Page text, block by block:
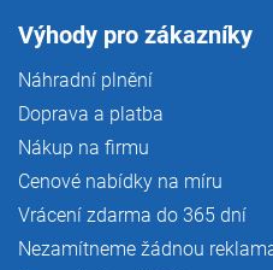
Výhody pro zákazníky
Náhradní plnění
Doprava a platba
Nákup na firmu
Cenové nabídky na míru
Vrácení zdarma do 365 dní
Nezamítneme žádnou